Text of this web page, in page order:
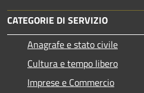
CATEGORIE DI SERVIZIO
Anagrafe e stato civile
Cultura e tempo libero
Imprese e Commercio